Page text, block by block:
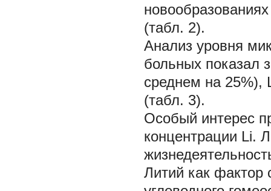
(табл. 2).
Анализ уровня
больных показал
среднем на 25%),
(табл. 3).
Особый интерес
концентрации Li.
Литий как фактор